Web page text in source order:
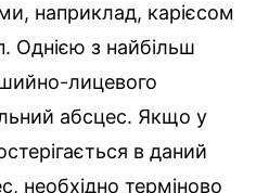
наприклад, карієсом
Однією з найбільш
лицевого
абсцес. Якщо у
в даний
необхідно терміново